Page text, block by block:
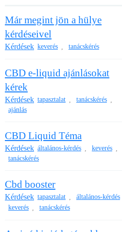
Már megint jön a hülye
kérdéseivel
Kérdések keverés tanácskérés
CBD e-liquid ajánlásokat
kérek
Kérdések tapasztalat tanácskérés
ajánlás
CBD Liquid Téma
Kérdések általános-kérdés keverés
tanácskérés
Cbd booster
Kérdések tapasztalat általános-kérdés
keverés
tanácskérés